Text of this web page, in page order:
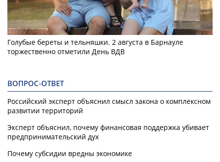
Голубые береты и тельняшки. 2 августа в Барнауле
торжественно отметили День ВДВ
ВОПРОС-ОТВЕТ
Российский эксперт объяснил смысл закона о комплексном
развитии территорий
Эксперт объяснил, почему финансовая поддержка убивает
предпринимательский дух
Почему субсидии вредны экономике